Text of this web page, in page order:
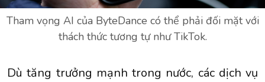
Tham vọng AI của ByteDance có thể phải đối mặt với
thách thức tương tự như TikTok.
Dù tăng trưởng mạnh trong nước, các dịch vụ